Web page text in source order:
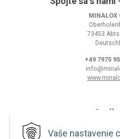
Vaše nastavenie
MINALOX
73453
+49 7975
O